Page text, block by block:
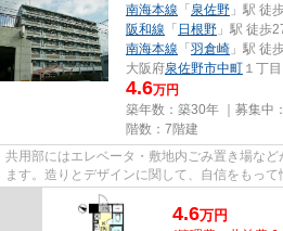
南海本線 「 泉佐野 」駅 徒
阪和線 「 日根野 」駅 徒歩
南海本線 「 羽倉崎 」駅 徒
大阪府泉佐野市中町 １丁
4.6万円
築年数：築30年 ｜募集中：
階数：7階建
共用部にはエレベータ・敷地内ごみ置き場な
ます。造りとデザインに関して、自信をもっ
す。初期費用をカードでお支払...
4.6万円